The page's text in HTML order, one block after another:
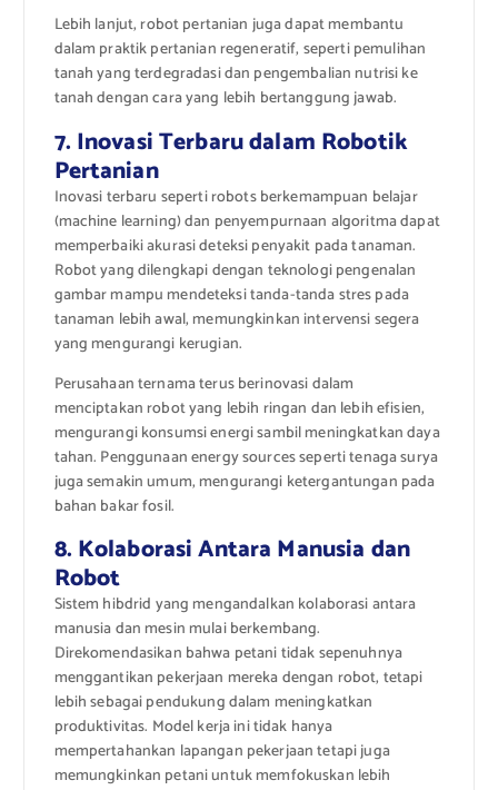
Lebih lanjut, robot pertanian juga dapat membantu
dalam praktik pertanian regeneratif, seperti pemulihan
tanah yang terdegradasi dan pengembalian nutrisi ke
tanah dengan cara yang lebih bertanggung jawab.
7. Inovasi Terbaru dalam Robotik
Pertanian
Inovasi terbaru seperti robots berkemampuan belajar
(machine learning) dan penyempurnaan algoritma dapat
memperbaiki akurasi deteksi penyakit pada tanaman.
Robot yang dilengkapi dengan teknologi pengenalan
gambar mampu mendeteksi tanda-tanda stres pada
tanaman lebih awal, memungkinkan intervensi segera
yang mengurangi kerugian.
Perusahaan ternama terus berinovasi dalam
menciptakan robot yang lebih ringan dan lebih efisien,
mengurangi konsumsi energi sambil meningkatkan daya
tahan. Penggunaan energy sources seperti tenaga surya
juga semakin umum, mengurangi ketergantungan pada
bahan bakar fosil.
8. Kolaborasi Antara Manusia dan
Robot
Sistem hibdrid yang mengandalkan kolaborasi antara
manusia dan mesin mulai berkembang.
Direkomendasikan bahwa petani tidak sepenuhnya
menggantikan pekerjaan mereka dengan robot, tetapi
lebih sebagai pendukung dalam meningkatkan
produktivitas. Model kerja ini tidak hanya
mempertahankan lapangan pekerjaan tetapi juga
memungkinkan petani untuk memfokuskan lebih